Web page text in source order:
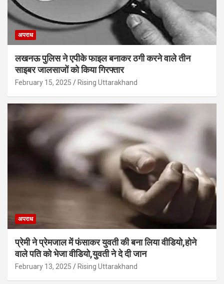
अपराध
लखनऊ पुलिस ने एपीके फाइल बनाकर ठगी करने वाले तीन
साइबर जालसाजों को किया गिरफ्तार
February 15, 2025 Rising Uttarakhand
अपराध
प्रेमी ने प्रेमजाल में फंसाकर युवती की बना लिया वीडियो,होने
वाले पत‍ि को भेजा वीड‍ियो,युवती ने दे दी जान
February 13, 2025 Rising Uttarakhand